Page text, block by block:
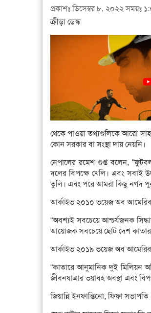
প্রকাশঃ ডিসেম্বর ৮, ২০২২ সময়ঃ
ক্রীড়া ডেস্ক
থেকে পাওয়া তথ্যগুলিকে আরো
কোন সরকার বা সংস্থা দায় নেয়নি।
নেপালের রমেশ গুপ্ত বলেন,
দলের বিপক্ষে খেলি। এবং সবাই
তুলি। এবং পরে আমরা কিছু নগদ
আর্কাইভ ২০১০ ভয়েজ অব
“অবশ্যই সবচেয়ে আশ্চর্যজনক
আয়োজক সবচেয়ে ছোট দেশ
আর্কাইভ ২০১৯ ভয়েজ অব
“কাতারে আনুমানিক দুই মিলিয়ন
জীবনযাত্রার ভয়াবহ অবস্থা এবং
জিয়ান্নি ইনফান্তিনো, ফিফা